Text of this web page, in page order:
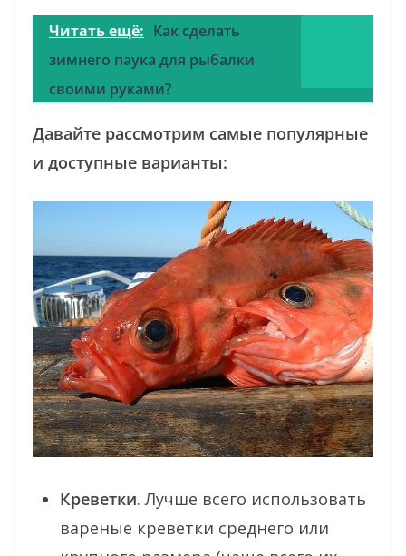
Читать ещё: Как сделать
зимнего паука для рыбалки
своими руками?
Давайте рассмотрим самые популярные
и доступные варианты:
Креветки. Лучше всего использовать
вареные креветки среднего или